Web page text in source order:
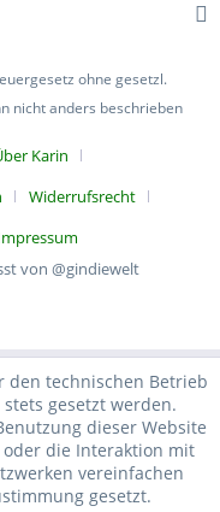
ohne gesetzl.
nicht anders beschrieben
Karin
Widerrufsrecht
von @gindiewelt
den technischen Betrieb
gesetzt werden.
dieser Website
die Interaktion mit
vereinfachen
gesetzt.